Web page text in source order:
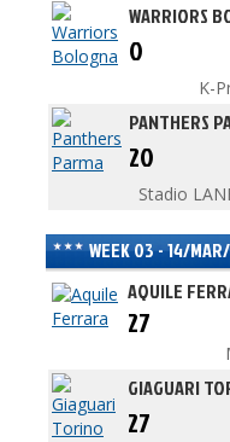
WARRIORS
0
K-
PANTHERS
20
Stadio
WEEK 03 - 14/
AQUILE
27
GIAGUARI
27